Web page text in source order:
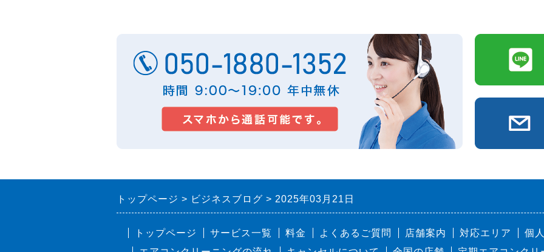
トップページ ビジネスブログ 2025年03月21日
トップページ サービス一覧 料金 よくあるご質問 店舗案内 対応エリア 個